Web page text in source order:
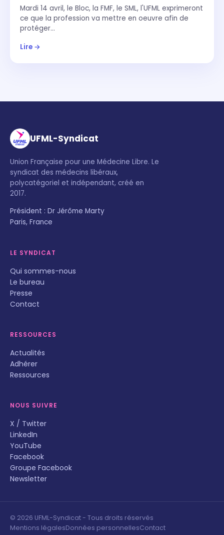
Mardi 14 avril, le Bloc, la FMF, le SML, l'UFML exprimeront
ce que la profession va mettre en oeuvre afin de
protéger…
Lire →
UFML-Syndicat
Union Française pour une Médecine Libre. Le
syndicat des médecins libéraux,
polycatégoriel et indépendant, créé en
2017.
Président : Dr Jérôme Marty
Paris, France
LE SYNDICAT
Qui sommes-nous
Le bureau
Presse
Contact
RESSOURCES
Actualités
Adhérer
Ressources
NOUS SUIVRE
X / Twitter
LinkedIn
YouTube
Facebook
Groupe Facebook
Newsletter
© 2026 UFML-Syndicat - Tous droits réservés
Mentions légalesDonnées personnellesContact